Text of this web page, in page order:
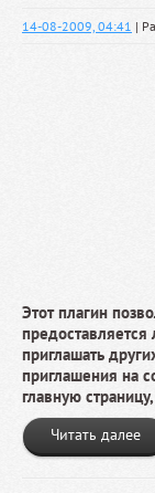
14-08-2009, 04:41 |
Этот плагин
приглашать
приглашения на
главную
Читать далее